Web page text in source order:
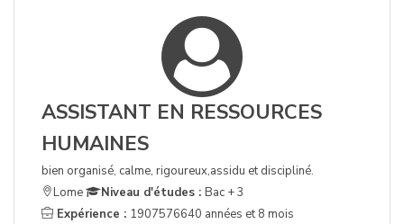
ASSISTANT EN RESSOURCES
HUMAINES
bien organisé, calme, rigoureux,assidu et discipliné.
Lome
Niveau d'études : Bac + 3
Expérience : 1907576640 années et 8 mois